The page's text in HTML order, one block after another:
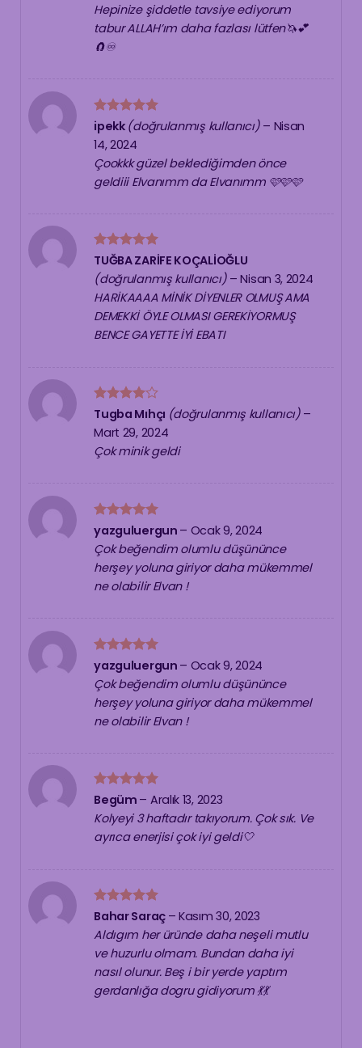
Hepinize şiddetle tavsiye ediyorum
tabur ALLAH’ım daha fazlası lütfen🦄💕
🧲♾
5 üzerinden
5 oy aldı
ipekk (doğrulanmış kullanıcı) – Nisan
14, 2024
Çookkk güzel beklediğimden önce
geldiii Elvanımm da Elvanımm 🩷🩷🩷
5 üzerinden
5oy aldı
TUĞBA ZARİFE KOÇALİOĞLU
(doğrulanmış kullanıcı) – Nisan 3, 2024
HARİKAAAA MİNİK DİYENLER OLMUŞ AMA
DEMEKKİ ÖYLE OLMASI GEREKİYORMUŞ
BENCE GAYETTE İYİ EBATI
5
üzerinden
4oy aldı
Tugba Mıhçı (doğrulanmış kullanıcı) –
Mart 29, 2024
Çok minik geldi
5 üzerinden
5
oy aldı
yazguluergun – Ocak 9, 2024
Çok beğendim olumlu düşününce
herşey yoluna giriyor daha mükemmel
ne olabilir Elvan !
5 üzerinden
5
oy aldı
yazguluergun – Ocak 9, 2024
Çok beğendim olumlu düşününce
herşey yoluna giriyor daha mükemmel
ne olabilir Elvan !
5 üzerinden
oy aldı
Begüm – Aralık 13, 2023
Kolyeyi 3 haftadır takıyorum. Çok sık. Ve
ayrıca enerjisi çok iyi geldi🤍
5 üzerinden
Bahar Saraç – Kasım 30, 2023
Aldıgım her üründe daha neşeli mutlu
ve huzurlu olmam. Bundan daha iyi
nasıl olunur. Beş i bir yerde yaptım
gerdanlığa dogru gidiyorum 💃💃